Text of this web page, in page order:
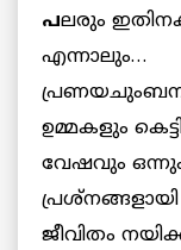
പലരും
എന്നാലും…
പ്രണയചുംബനം
ഉമ്മകളും
വേഷവും
ജീവിതം